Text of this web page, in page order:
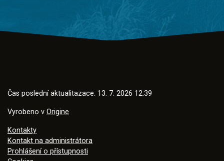
Čas poslední aktualitazace: 13. 7. 2026 12:39
Vyrobeno v Origine
Kontakty
Kontakt na administrátora
Prohlášení o přístupnosti